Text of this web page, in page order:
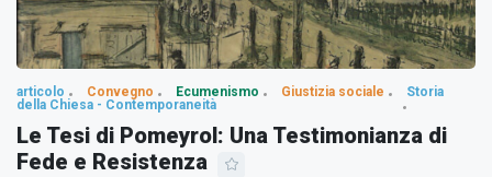
articolo Convegno Ecumenismo Giustizia sociale
Storia
della Chiesa - Contemporaneità
Le Tesi di Pomeyrol: Una Testimonianza di
Fede e Resistenza